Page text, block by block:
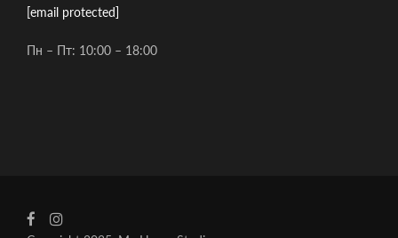
[email protected]
Пн – Пт: 10:00 – 18:00